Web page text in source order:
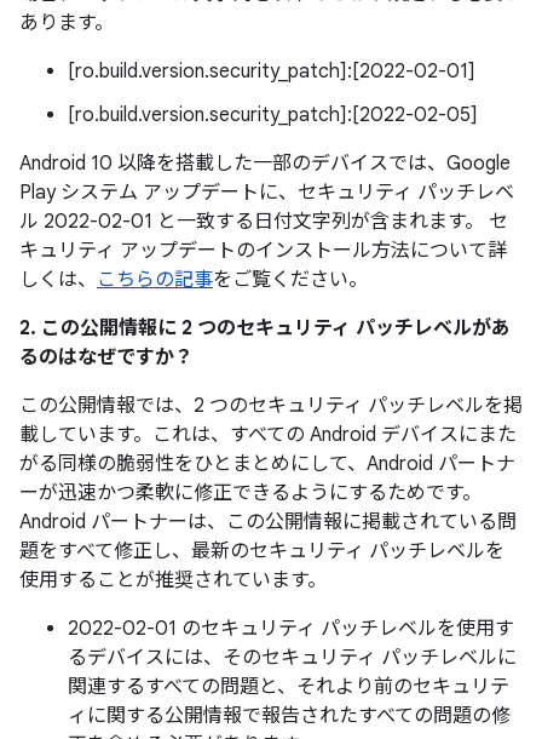
あります。
[ro.build.version.security_patch]:[2022-02-01]
[ro.build.version.security_patch]:[2022-02-05]
Android 10 以降を搭載した一部のデバイスでは、Google
Play システム アップデートに、セキュリティ パッチレベ
ル 2022-02-01 と一致する日付文字列が含まれます。 セ
キュリティ アップデートのインストール方法について詳
しくは、 こちらの記事をご覧ください。
2. この公開情報に 2 つのセキュリティ パッチレベルがあ
るのはなぜですか？
この公開情報では、2 つのセキュリティ パッチレベルを掲
載しています。これは、すべての Android デバイスにまた
がる同様の脆弱性をひとまとめにして、Android パートナ
ーが迅速かつ柔軟に修正できるようにするためです。
Android パートナーは、この公開情報に掲載されている問
題をすべて修正し、最新のセキュリティ パッチレベルを
使用することが推奨されています。
2022-02-01 のセキュリティ パッチレベルを使用す
るデバイスには、そのセキュリティ パッチレベルに
関連するすべての問題と、それより前のセキュリテ
ィに関する公開情報で報告されたすべての問題の修